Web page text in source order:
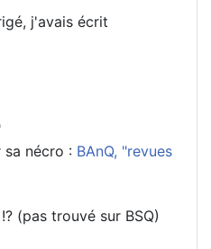
j'avais écrit
nécro : BAnQ, "revues
(pas trouvé sur BSQ)